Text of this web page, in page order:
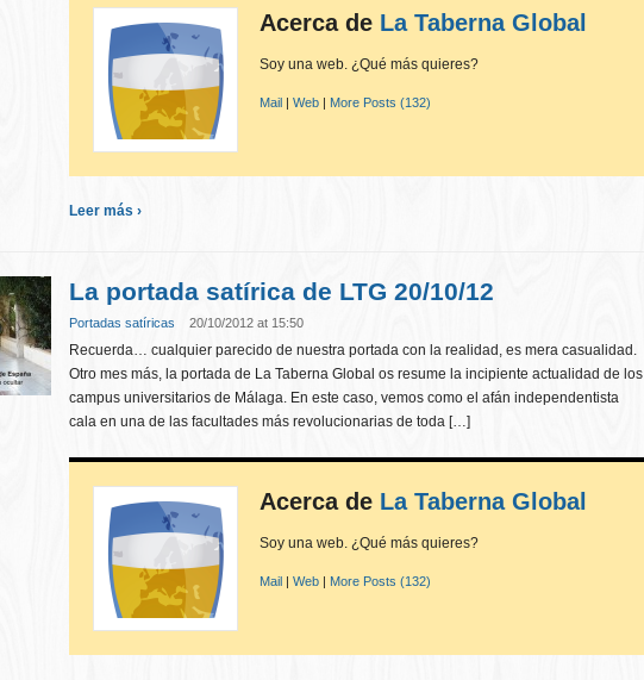
Acerca de La Taberna Global
Soy una web. ¿Qué más quieres?
Mail | Web | More Posts (132)
Leer más ›
La portada satírica de LTG 20/10/12
Portadas satíricas 20/10/2012 at 15:50
Recuerda… cualquier parecido de nuestra portada con la realidad, es mera casualidad.
Otro mes más, la portada de La Taberna Global os resume la incipiente actualidad de los
campus universitarios de Málaga. En este caso, vemos como el afán independentista
cala en una de las facultades más revolucionarias de toda […]
Acerca de La Taberna Global
Soy una web. ¿Qué más quieres?
Mail | Web | More Posts (132)